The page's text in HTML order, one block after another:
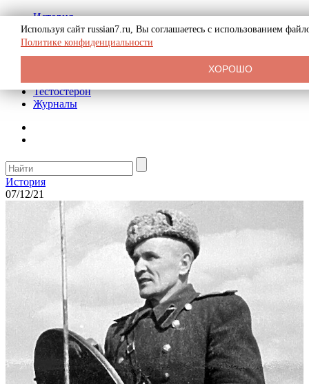
История
Биография
Криминал
Реклама на сайте
Тестостерон
Журналы
История
07/12/21
Используя сайт russian7.ru, Вы соглашаетесь с использованием
Политике конфиденциальности
ХОРОШО